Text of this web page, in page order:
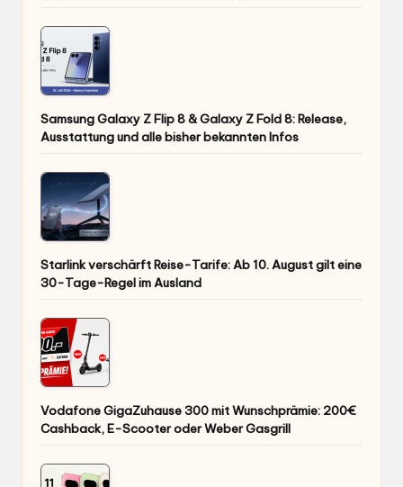
Samsung Galaxy Z Flip 8 & Galaxy Z Fold 8: Release,
Ausstattung und alle bisher bekannten Infos
Starlink verschärft Reise-Tarife: Ab 10. August gilt eine
30-Tage-Regel im Ausland
Vodafone GigaZuhause 300 mit Wunschprämie: 200€
Cashback, E-Scooter oder Weber Gasgrill